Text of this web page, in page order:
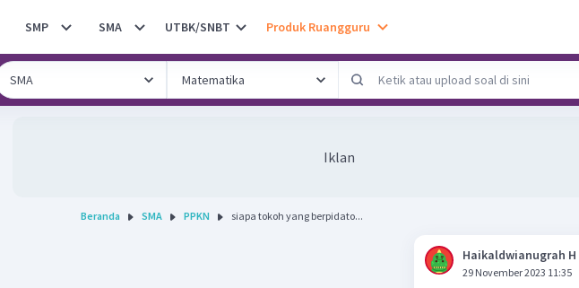
SMP SMA UTBK/SNBT Produk Ruangguru
Iklan
Beranda SMA PPKN siapa tokoh yang berpidato...
Haikaldwianugrah H
29 November 2023 11:35